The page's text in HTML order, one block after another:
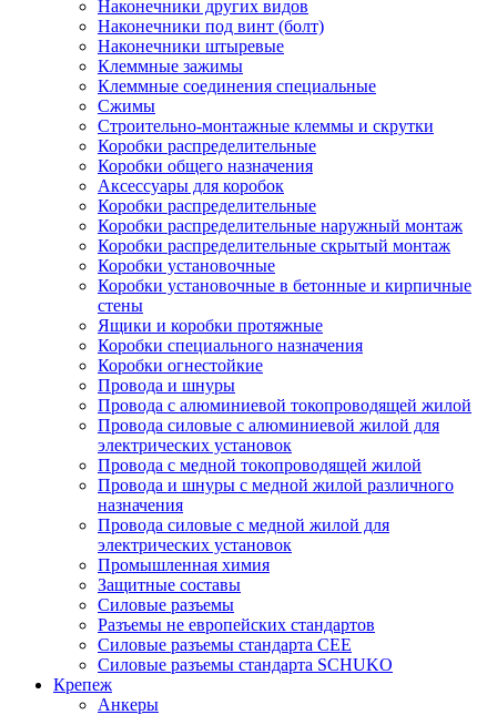
Наконечники других видов
Наконечники под винт (болт)
Наконечники штыревые
Клеммные зажимы
Клеммные соединения специальные
Сжимы
Строительно-монтажные клеммы и скрутки
Коробки распределительные
Коробки общего назначения
Аксессуары для коробок
Коробки распределительные
Коробки распределительные наружный монтаж
Коробки распределительные скрытый монтаж
Коробки установочные
Коробки установочные в бетонные и кирпичные
стены
Ящики и коробки протяжные
Коробки специального назначения
Коробки огнестойкие
Провода и шнуры
Провода с алюминиевой токопроводящей жилой
Провода силовые с алюминиевой жилой для
электрических установок
Провода с медной токопроводящей жилой
Провода и шнуры с медной жилой различного
назначения
Провода силовые с медной жилой для
электрических установок
Промышленная химия
Защитные составы
Силовые разъемы
Разъемы не европейских стандартов
Силовые разъемы стандарта CEE
Силовые разъемы стандарта SCHUKO
Крепеж
Анкеры